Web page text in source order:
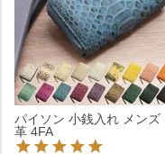
パイソン 小銭入れ メン
革 4FA